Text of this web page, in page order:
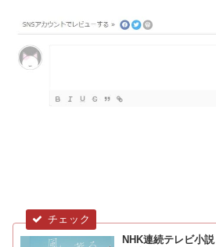
NHK連続テレビ小